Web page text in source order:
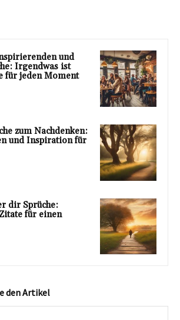
und
Irgendwas ist
für jeden Moment
zum Nachdenken:
und Inspiration für
dir Sprüche:
für einen
den Artikel